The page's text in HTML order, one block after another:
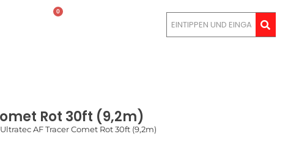
0
Rot 30ft (9,2m)
AF Tracer Comet Rot 30ft (9,2m)